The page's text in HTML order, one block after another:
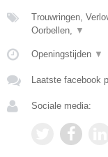
Trouwringen,
Oorbellen, ▼
Openingstijden ▼
Laatste facebook
Sociale media: